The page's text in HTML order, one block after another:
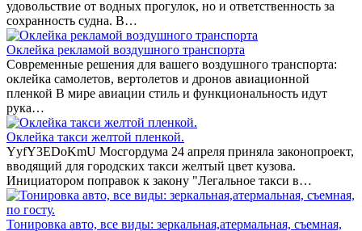
удовольствие от водных прогулок, но и ответственность за
сохранность судна. В…
Оклейка рекламой воздушного транспорта
Современные решения для вашего воздушного транспорта:
оклейка самолетов, вертолетов и дронов авиационной
пленкой В мире авиации стиль и функциональность идут
рука…
Оклейка такси желтой пленкой.
YyfY3EDoKmU Мосгордума 24 апреля приняла законопроект,
вводящий для городских такси желтый цвет кузова.
Инициатором поправок к закону "Легальное такси в…
Тонировка авто, все виды: зеркальная,атермальная, съемная,